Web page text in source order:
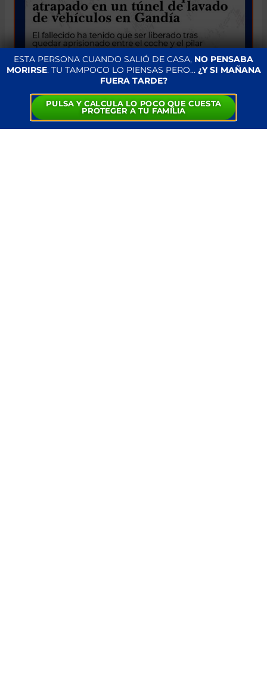
ESTA PERSONA CUANDO SALIÓ DE CASA, NO PENSABA
MORIRSE. TU TAMPOCO LO PIENSAS PERO… ¿Y SI MAÑANA
FUERA TARDE?
PULSA Y CALCULA LO POCO QUE CUESTA
PROTEGER A TU FAMILIA